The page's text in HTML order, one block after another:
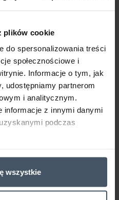
plików cookie
do spersonalizowania treści
społecznościowe i
Informacje o tym, jak
udostępniamy partnerom
i analitycznym.
informacje z innymi danymi
podczas
wszystkie